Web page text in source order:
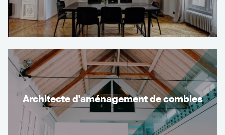
Architecte d'aménagement de combles